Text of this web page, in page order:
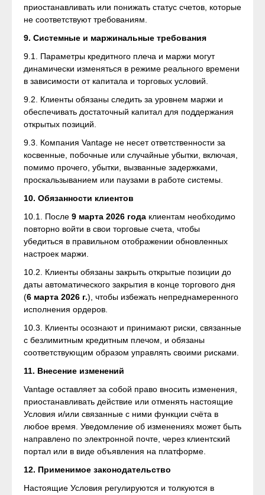
приостанавливать или понижать статус счетов, которые
не соответствуют требованиям.
9. Системные и маржинальные требования
9.1. Параметры кредитного плеча и маржи могут
динамически изменяться в режиме реального времени
в зависимости от капитала и торговых условий.
9.2. Клиенты обязаны следить за уровнем маржи и
обеспечивать достаточный капитал для поддержания
открытых позиций.
9.3. Компания Vantage не несет ответственности за
косвенные, побочные или случайные убытки, включая,
помимо прочего, убытки, вызванные задержками,
проскальзыванием или паузами в работе системы.
10. Обязанности клиентов
10.1. После 9 марта 2026 года клиентам необходимо
повторно войти в свои торговые счета, чтобы
убедиться в правильном отображении обновленных
настроек маржи.
10.2. Клиенты обязаны закрыть открытые позиции до
даты автоматического закрытия в конце торгового дня
(6 марта 2026 г.), чтобы избежать непреднамеренного
исполнения ордеров.
10.3. Клиенты осознают и принимают риски, связанные
с безлимитным кредитным плечом, и обязаны
соответствующим образом управлять своими рисками.
11. Внесение изменений
Vantage оставляет за собой право вносить изменения,
приостанавливать действие или отменять настоящие
Условия и/или связанные с ними функции счёта в
любое время. Уведомление об изменениях может быть
направлено по электронной почте, через клиентский
портал или в виде объявления на платформе.
12. Применимое законодательство
Настоящие Условия регулируются и толкуются в